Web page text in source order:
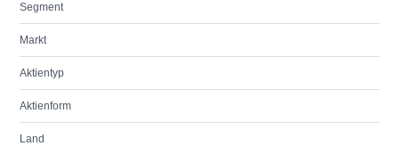
Segment
Markt
Aktientyp
Aktienform
Land